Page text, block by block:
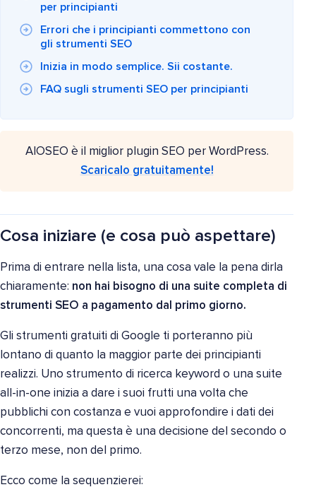
per principianti
Errori che i principianti commettono con
gli strumenti SEO
Inizia in modo semplice. Sii costante.
FAQ sugli strumenti SEO per principianti
AIOSEO è il miglior plugin SEO per WordPress.
Scaricalo gratuitamente!
Cosa iniziare (e cosa può aspettare)
Prima di entrare nella lista, una cosa vale la pena dirla
chiaramente: non hai bisogno di una suite completa di
strumenti SEO a pagamento dal primo giorno.
Gli strumenti gratuiti di Google ti porteranno più
lontano di quanto la maggior parte dei principianti
realizzi. Uno strumento di ricerca keyword o una suite
all-in-one inizia a dare i suoi frutti una volta che
pubblichi con costanza e vuoi approfondire i dati dei
concorrenti, ma questa è una decisione del secondo o
terzo mese, non del primo.
Ecco come la sequenzierei: